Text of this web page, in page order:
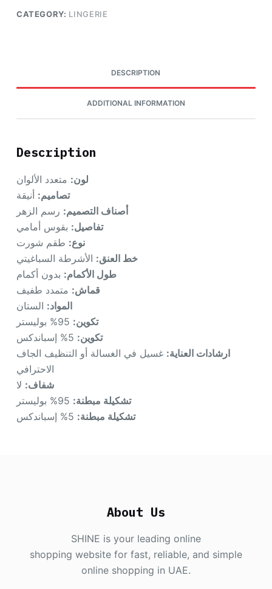
CATEGORY: LINGERIE
DESCRIPTION
ADDITIONAL INFORMATION
Description
لون: متعدد الألوان
تصاميم: أنيقة
أصناف التصميم: رسم الزهر
تفاصيل: بقوس أمامي
نوع: طقم شورت
خط العنق: الأشرطة السباغيتي
طول الأكمام: بدون أكمام
قماش: متمدد طفيف
المواد: الستان
تكوين:
تكوين:
ارشادات العناية: غسيل في الغسالة أو التنظيف الجاف
الاحترافي
شفاف: لا
تشكيلة مبطنة:
تشكيلة مبطنة:
About Us
SHINE is your leading online
shopping website for fast, reliable, and simple
online shopping in UAE.